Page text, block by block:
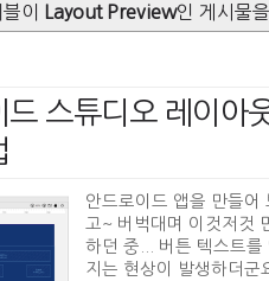
이 Layout Preview인 게시물
드 스튜디오 레이아
안드로이드 앱을 만들
고~ 버벅대며 이것저것
하던 중... 버튼 텍스트를
지는 현상이 발생하더군